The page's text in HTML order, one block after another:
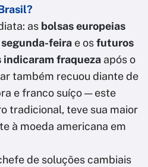
as bolsas europeias
segunda-feira e osfuturos
indicaram fraqueza após o
também recuou diante de
e franco suíço — este
tradicional, teve sua maior
à moeda americana em
de soluções cambiais